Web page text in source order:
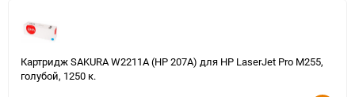
Картридж SAKURA W2211A (HP 207A) для HP LaserJet Pro M255,
голубой, 1250 к.